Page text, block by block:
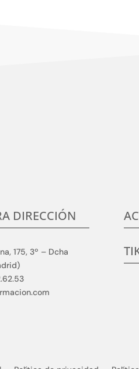
DIRECCIÓN
175, 3º – Dcha